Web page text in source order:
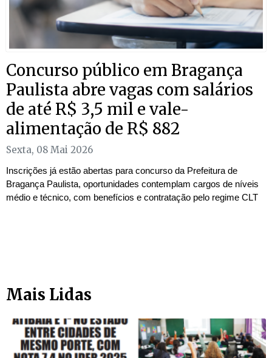
Concurso público em Bragança
Paulista abre vagas com salários
de até R$ 3,5 mil e vale-
alimentação de R$ 882
Sexta, 08 Mai 2026
Inscrições já estão abertas para concurso da Prefeitura de
Bragança Paulista, oportunidades contemplam cargos de níveis
médio e técnico, com benefícios e contratação pelo regime CLT
Mais Lidas